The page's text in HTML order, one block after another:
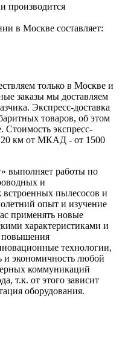
производится
в Москве составляет:
только в Москве и
заказы мы доставляем
Экспресс-доставка
товаров, об этом
Стоимость экспресс-
20 км от МКАД - от 1500
выполняет работы по
и
пылесосов и
опыт и изучение
применять новые
характеристиками и
повышения
технологии,
и экономичность любой
коммуникаций
т.к. от этого зависит
оборудования.